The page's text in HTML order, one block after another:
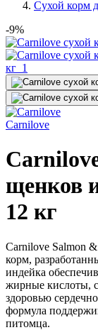
Сухой корм
-9%
Сarnilove
щенков
12 кг
Carnilove Salmon
корм,
индейка
жирные кислоты,
здоровью
формула
питомца.